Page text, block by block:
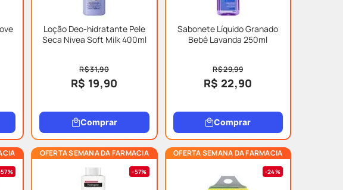
Loção Deo-hidratante Pele
Seca Nivea Soft Milk 400ml
R$ 31,90
R$ 19,90
Comprar
Sabonete Líquido Granado
Bebê Lavanda 250ml
R$ 29,99
R$ 22,90
Comprar
57%
OFERTA SEMANA DA FARMACIA
57%
OFERTA SEMANA DA FARMACIA
24%